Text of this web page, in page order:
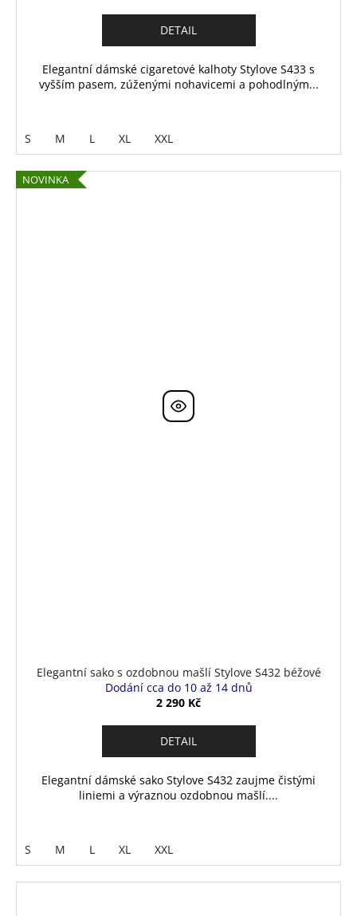
DETAIL
Elegantní dámské cigaretové kalhoty Stylove S433 s
vyšším pasem, zúženými nohavicemi a pohodlným...
S M L XL XXL
NOVINKA
Elegantní sako s ozdobnou mašlí Stylove S432 béžové
Dodání cca do 10 až 14 dnů
2 290 Kč
DETAIL
Elegantní dámské sako Stylove S432 zaujme čistými
liniemi a výraznou ozdobnou mašlí....
S M L XL XXL